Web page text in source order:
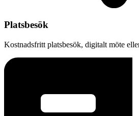
Platsbesök
Kostnadsfritt platsbesök, digitalt möte